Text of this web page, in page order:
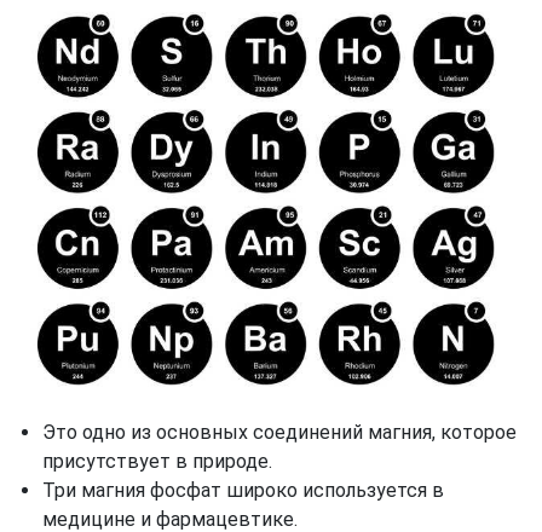
Это одно из основных соединений магния, которое
присутствует в природе.
Три магния фосфат широко используется в
медицине и фармацевтике.